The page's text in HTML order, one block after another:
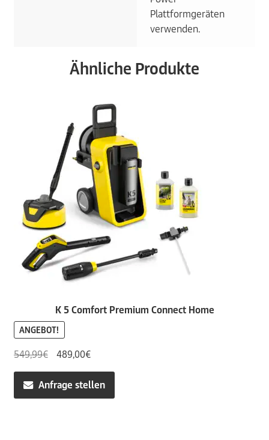
Plattformgeräten
verwenden.
Ähnliche Produkte
K 5 Comfort Premium Connect Home
ANGEBOT!
549,99€
Ursprünglicher
Preis
war:
549,99€
489,00€Aktueller
Preis
ist:
489,00€.
Anfrage stellen